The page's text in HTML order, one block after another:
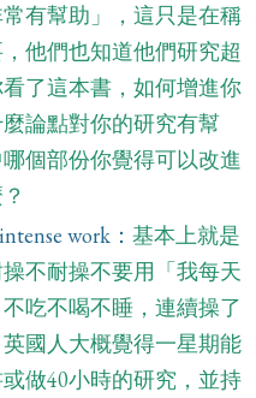
有幫助」，這只是在稱
他們也知道他們研究超
了這本書，如何增進你
論點對你的研究有幫
個部份你覺得可以改進
work： 基本上就是
不耐操不要用「我每天
吃不喝不睡，連續操了
國人大概覺得一星期能
做40小時的研究，並持